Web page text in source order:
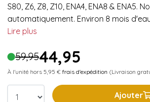
S80, Z6, Z8, Z10, ENA4, ENA8 & ENA5.
automatiquement. Environ 8 mois
Lire plus
59,9544,95
À l'unité hors 5,95 € frais d'expédition (Livraison
Ajouter